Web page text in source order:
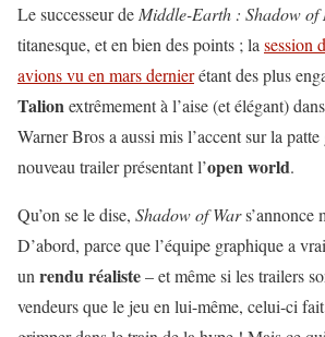
Le successeur de Middle-Earth : Shadow
titanesque, et en bien des points ; la session
avions vu en mars dernierétant des plus
Talionextrêmement à l’aise (et élégant)
Warner Bros a aussi mis l’accent sur la
nouveau trailer présentant l’open world.
Qu’on se le dise, Shadow of Wars’annonce
D’abord, parce que l’équipe graphique a
un rendu réaliste– et même si les trailers
vendeurs que le jeu en lui-même, celui-ci